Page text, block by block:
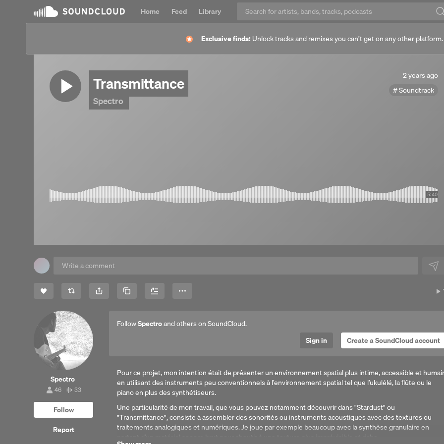
Home Feed
Library
Exclusive finds: Unlock tracks and remixes you can’t get on any other platform.
Transmittance
Spectro
2
ago
2 years ago
Soundtrack
Copy Link
Spectro
46
followers
46 33
tracks
33
Follow
Report
FollowSpectroand others on SoundCloud.
Sign in
Create a SoundCloud account
Pour ce projet, mon intention était de présenter un environnement spatial plus intime, accessible et
en utilisant des instruments peu conventionnels à l’environnement spatial tel que l’ukulélé, la flûte ou le
piano en plus des synthétiseurs.
Une particularité de mon travail, que vous pouvez notamment découvrir dans "Stardust" ou
"Transmittance", consiste à assembler des sonorités ou instruments acoustiques avec des textures ou
traitements analogiques et numériques. Je joue par exemple beaucoup avec la synthèse granulaire en
partant d’un matériel sonore brut pour aboutir à une texture plus imprévisible et riche.